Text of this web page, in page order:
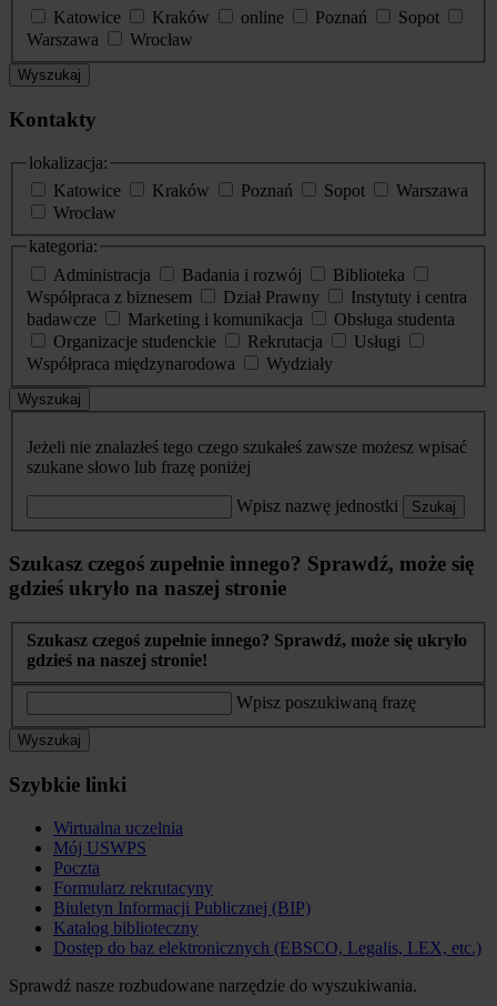
Katowice
Kraków online Poznań
Sopot
Warszawa
Wrocław
Wyszukaj
Kontakty
lokalizacja:
Katowice
Kraków Poznań Sopot
Warszawa
Wrocław
kategoria:
Administracja
Badania i rozwój
Biblioteka
Współpraca z biznesem
Dział Prawny
Instytuty i centra
badawcze
Marketing i komunikacja
Obsługa studenta
Organizacje studenckie
Rekrutacja
Usługi
Współpraca międzynarodowa
Wydziały
Wyszukaj
Jeżeli nie znalazłeś tego czego szukałeś zawsze możesz wpisać
szukane słowo lub frazę poniżej
Wpisz nazwę jednostki Szukaj
Szukasz czegoś zupełnie innego? Sprawdź, może się
gdzieś ukryło na naszej stronie
Szukasz czegoś zupełnie innego? Sprawdź, może się ukryło
gdzieś na naszej stronie!
Wpisz poszukiwaną frazę
Wyszukaj
Szybkie linki
Wirtualna uczelnia
Mój USWPS
Poczta
Formularz rekrutacyny
Biuletyn Informacji Publicznej (BIP)
Katalog biblioteczny
Dostęp do baz elektronicznych (EBSCO, Legalis, LEX, etc.)
Sprawdź nasze rozbudowane narzędzie do wyszukiwania.